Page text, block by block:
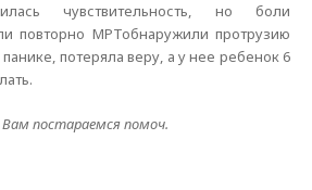
чувствительность, но боли
повторно МРТобнаружили протрузию
потеряла веру, а у нее ребенок 6
постараемся помоч.